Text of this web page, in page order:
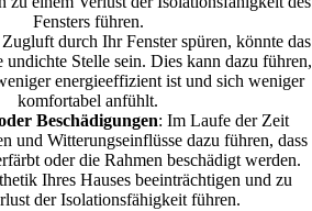
Fensters führen.
durch Ihr Fenster spüren, könnte das
undichte Stelle sein. Dies kann dazu führen,
energieeffizient ist und sich weniger
komfortabel anfühlt.
Beschädigungen: Im Laufe der Zeit
und Witterungseinflüsse dazu führen, dass
oder die Rahmen beschädigt werden.
Ihres Hauses beeinträchtigen und zu
der Isolationsfähigkeit führen.